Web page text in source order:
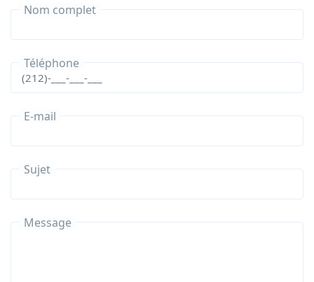
Nom complet
Téléphone
E-mail
Sujet
Message